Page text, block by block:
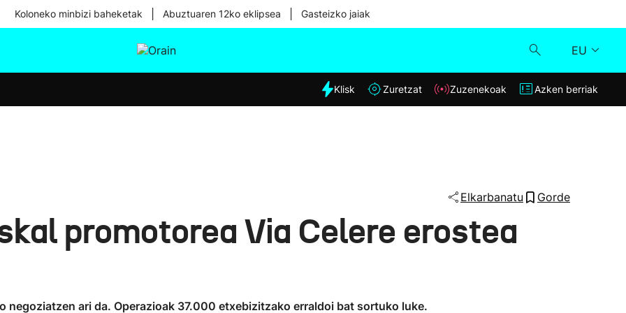
Koloneko minbizi baheketak Abuztuaren 12ko eklipsea Gasteizko jaiak
EU
Eguraldia
Klisk
Klisk Zuretzat Zuzenekoak Azken berriak
Elkarbanatu Gorde
promotorea Via Celere erostea
negoziatzen ari da. Operazioak 37.000 etxebizitzako erraldoi bat sortuko luke.